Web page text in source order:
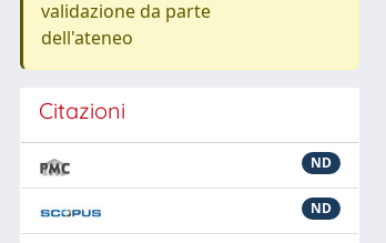
validazione da parte
dell'ateneo
Citazioni
ND
ND